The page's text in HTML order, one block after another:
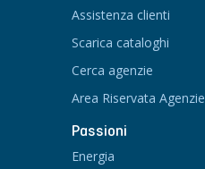
Assistenza clienti
Scarica cataloghi
Cerca agenzie
Area Riservata Agenzie
Passioni
Energia